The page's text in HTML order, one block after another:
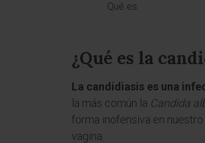
Qué es
¿Qué es la
La candidiasis es una
la más común la Candida
forma inofensiva en
vagina.